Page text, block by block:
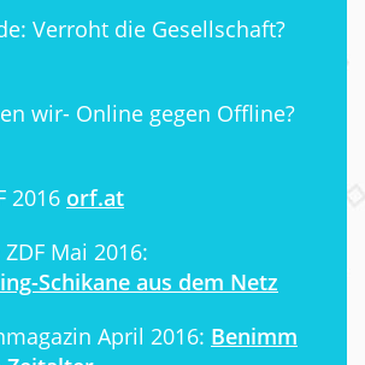
Verroht die Gesellschaft?
wir- Online gegen Offline?
2016 orf.at
Mai 2016:
Schikane aus dem Netz
April 2016: Benimm